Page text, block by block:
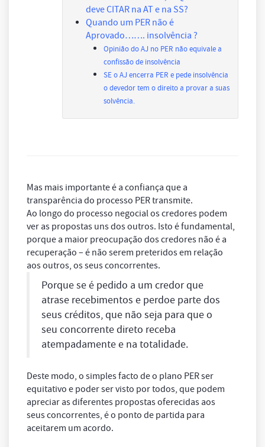
deve CITAR na AT e na SS?
Quando um PER não é
Aprovado……. insolvência ?
Opinião do AJ no PER não equivale a
confissão de insolvência
SE o AJ encerra PER e pede insolvência
o devedor tem o direito a provar a suas
solvência.
Mas mais importante é a confiança que a
transparência do processo PER transmite.
Ao longo do processo negocial os credores podem
ver as propostas uns dos outros. Isto é fundamental,
porque a maior preocupação dos credores não é a
recuperação – é não serem preteridos em relação
aos outros, os seus concorrentes.
Porque se é pedido a um credor que
atrase recebimentos e perdoe parte dos
seus créditos, que não seja para que o
seu concorrente direto receba
atempadamente e na totalidade.
Deste modo, o simples facto de o plano PER ser
equitativo e poder ser visto por todos, que podem
apreciar as diferentes propostas oferecidas aos
seus concorrentes, é o ponto de partida para
aceitarem um acordo.